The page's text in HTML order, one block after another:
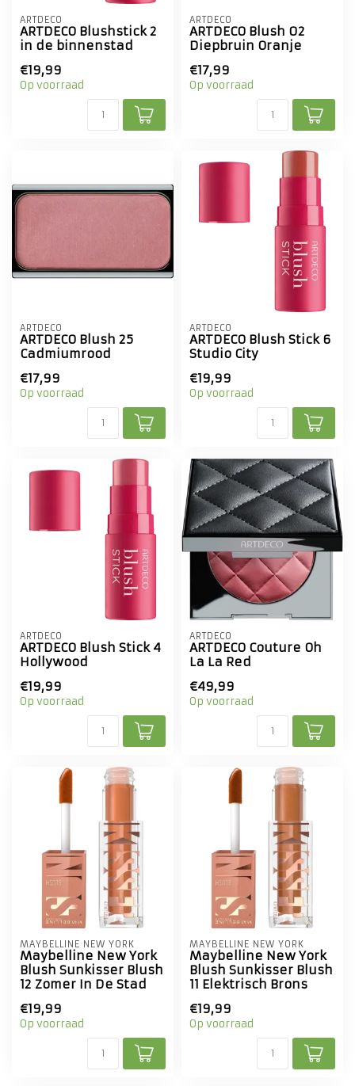
ARTDECO
ARTDECO Blushstick 2
in de binnenstad
€19,99
Op voorraad
ARTDECO
ARTDECO Blush 02
Diepbruin Oranje
€17,99
Op voorraad
ARTDECO
ARTDECO Blush 25
Cadmiumrood
€17,99
Op voorraad
ARTDECO
ARTDECO Blush Stick 6
Studio City
€19,99
Op voorraad
ARTDECO
ARTDECO Blush Stick 4
Hollywood
€19,99
Op voorraad
ARTDECO
ARTDECO Couture Oh
La La Red
€49,99
Op voorraad
MAYBELLINE NEW YORK
Maybelline New York
Blush Sunkisser Blush
12 Zomer In De Stad
€19,99
Op voorraad
MAYBELLINE NEW YORK
Maybelline New York
Blush Sunkisser Blush
11 Elektrisch Brons
€19,99
Op voorraad